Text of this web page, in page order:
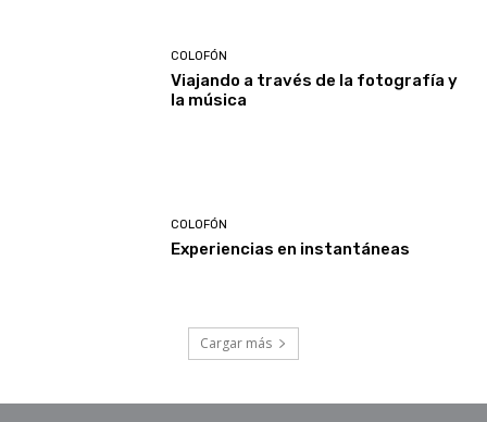
COLOFÓN
Viajando a través de la fotografía y
la música
COLOFÓN
Experiencias en instantáneas
Cargar más